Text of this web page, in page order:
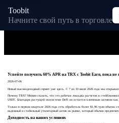
Toobit
Начните свой путь в торговле
Успейте получить 60% APR на TRX с Toobit Earn, пока не
2026-07-06
Новый высокодоходный спринт уже здесь. С 7 по 10 июля 2026 года мы
Почему TRX? Можно сказать, что это рабочая лошадка расчетов в
USDT. Благодаря растущей экосистеме DeFi он остается ключевым активом как
Только в первом квартале 2026 года сеть обработала более $1,96 трлн объема
надежный и стабильный утилитарный актив на рынке, который обычно
Доходность на ваших условиях